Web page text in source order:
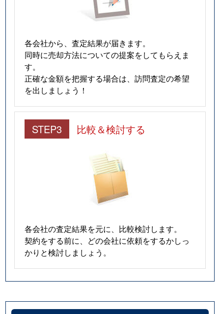
各会社から、査定結果が届きます。
同時に売却方法についての提案をしてもらえま
す。
正確な金額を把握する場合は、訪問査定の希望
を出しましょう！
STEP3 比較＆検討する
各会社の査定結果を元に、比較検討します。
契約をする前に、どの会社に依頼をするかしっ
かりと検討しましょう。